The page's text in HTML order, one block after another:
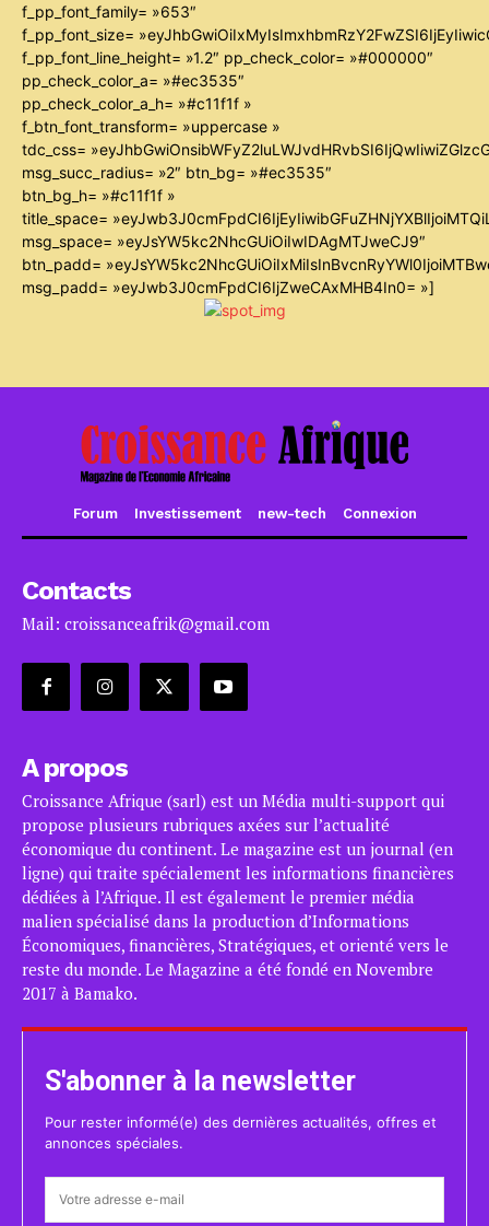
f_pp_font_family= »653″
f_pp_font_size=
f_pp_font_line_height= »1.2″ pp_check_color= »#000000″
pp_check_color_a= »#ec3535″
pp_check_color_a_h= »#c11f1f »
f_btn_font_transform= »uppercase »
tdc_css=
msg_succ_radius= »2″ btn_bg= »#ec3535″
btn_bg_h= »#c11f1f »
title_space=
msg_space= »eyJsYW5kc2NhcGUiOiIwIDAgMTJweCJ9″
btn_padd=
msg_padd= »eyJwb3J0cmFpdCI6IjZweCAxMHB4In0= »]
Forum Investissement new-tech Connexion
Contacts
Mail: croissanceafrik@gmail.com
A propos
Croissance Afrique (sarl) est un Média multi-support qui
propose plusieurs rubriques axées sur l’actualité
économique du continent. Le magazine est un journal (en
ligne) qui traite spécialement les informations financières
dédiées à l’Afrique. Il est également le premier média
malien spécialisé dans la production d’Informations
Économiques, financières, Stratégiques, et orienté vers le
reste du monde. Le Magazine a été fondé en Novembre
2017 à Bamako.
S'abonner à la newsletter
Pour rester informé(e) des dernières actualités, offres et
annonces spéciales.